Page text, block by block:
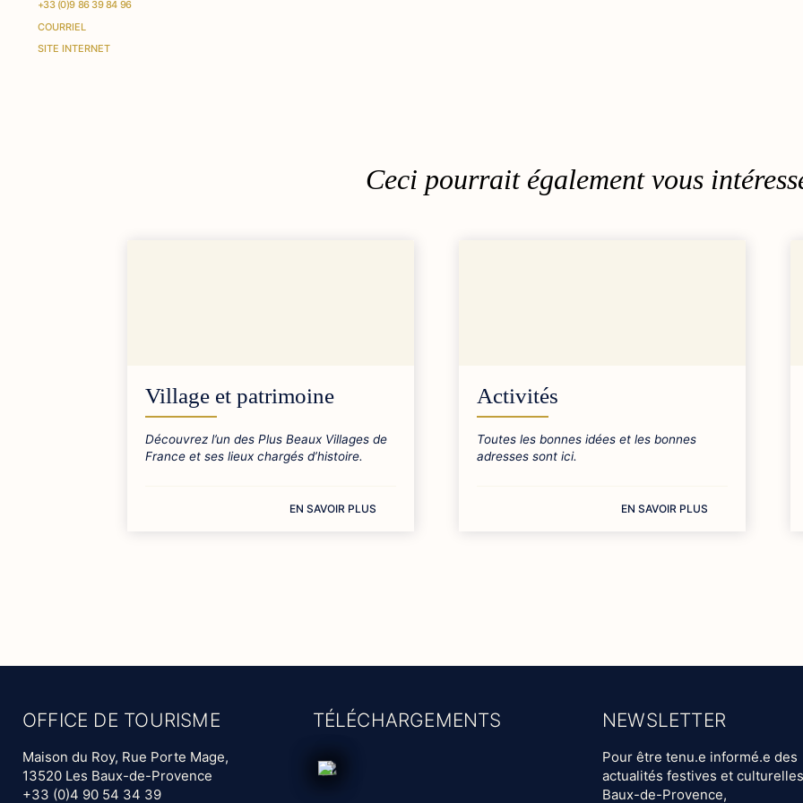
+33 (0)9 86 39 84 96
COURRIEL
SITE INTERNET
Ceci pourrait également vous
Village et patrimoine
Découvrez l’un des Plus Beaux Villages de
France et ses lieux chargés d’histoire.
EN SAVOIR PLUS
Activités
Toutes les bonnes idées et les bonnes
adresses sont ici.
EN SAVOIR PLUS
OFFICE DE TOURISME
Maison du Roy, Rue Porte Mage,
13520 Les Baux-de-Provence
+33 (0)4 90 54 34 39
TÉLÉCHARGEMENTS NEWSLETTER
Pour être tenu.e informé.e des
actualités festives et
Baux-de-Provence,